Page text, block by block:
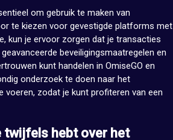
om gebruik te maken van
te kiezen voor gevestigde platforms met
kun je ervoor zorgen dat je transacties
beveiligingsmaatregelen en
kunt handelen in OmiseGO en
onderzoek te doen naar het
zodat je kunt profiteren van een
twijfels hebt over het